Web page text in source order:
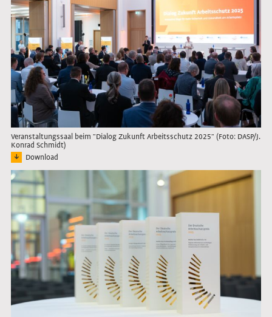
Veranstaltungssaal beim "Dialog Zukunft Arbeitsschutz 2025" (Foto: DASP/J.
Konrad Schmidt)
Download
Bild: Publikum und Bühne während der Veranstaltung "Dialog Zukunft
Link öffnet das Bild in Lightbox